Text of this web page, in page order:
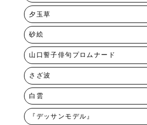
夕玉草
砂絵
山口誓子俳句プロムナード
さざ波
白雲
『デッサンモデル』